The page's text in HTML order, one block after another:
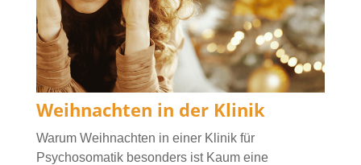
Weihnachten in der Klinik
Warum Weihnachten in einer Klinik für
Psychosomatik besonders ist Kaum eine